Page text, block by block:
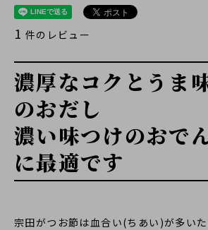
1 件のレビュー
濃厚なコクとうま
のおだし
濃い味つけのおで
に最適です
宗田がつお節は血合い(ちあい)が多い